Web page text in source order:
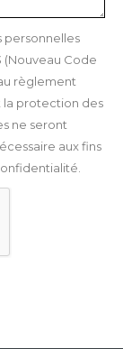
personnelles
(Nouveau Code
règlement
la protection des
ne seront
aux fins